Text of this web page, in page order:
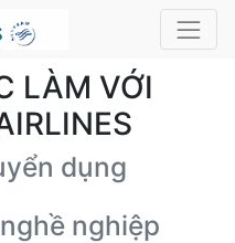
LÀM VỚI
dụng
nghiệp